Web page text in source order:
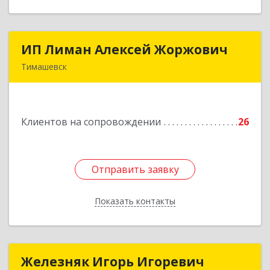
ИП Лиман Алексей Жоржович
Тимашевск
Клиентов на сопровождении 26
Отправить заявку
Показать контакты
ИП Лиман Алексей Жоржович
Подробнее
Отправить заявку
Назад
Железняк Игорь Игоревич
Железняк Игорь Игоревич